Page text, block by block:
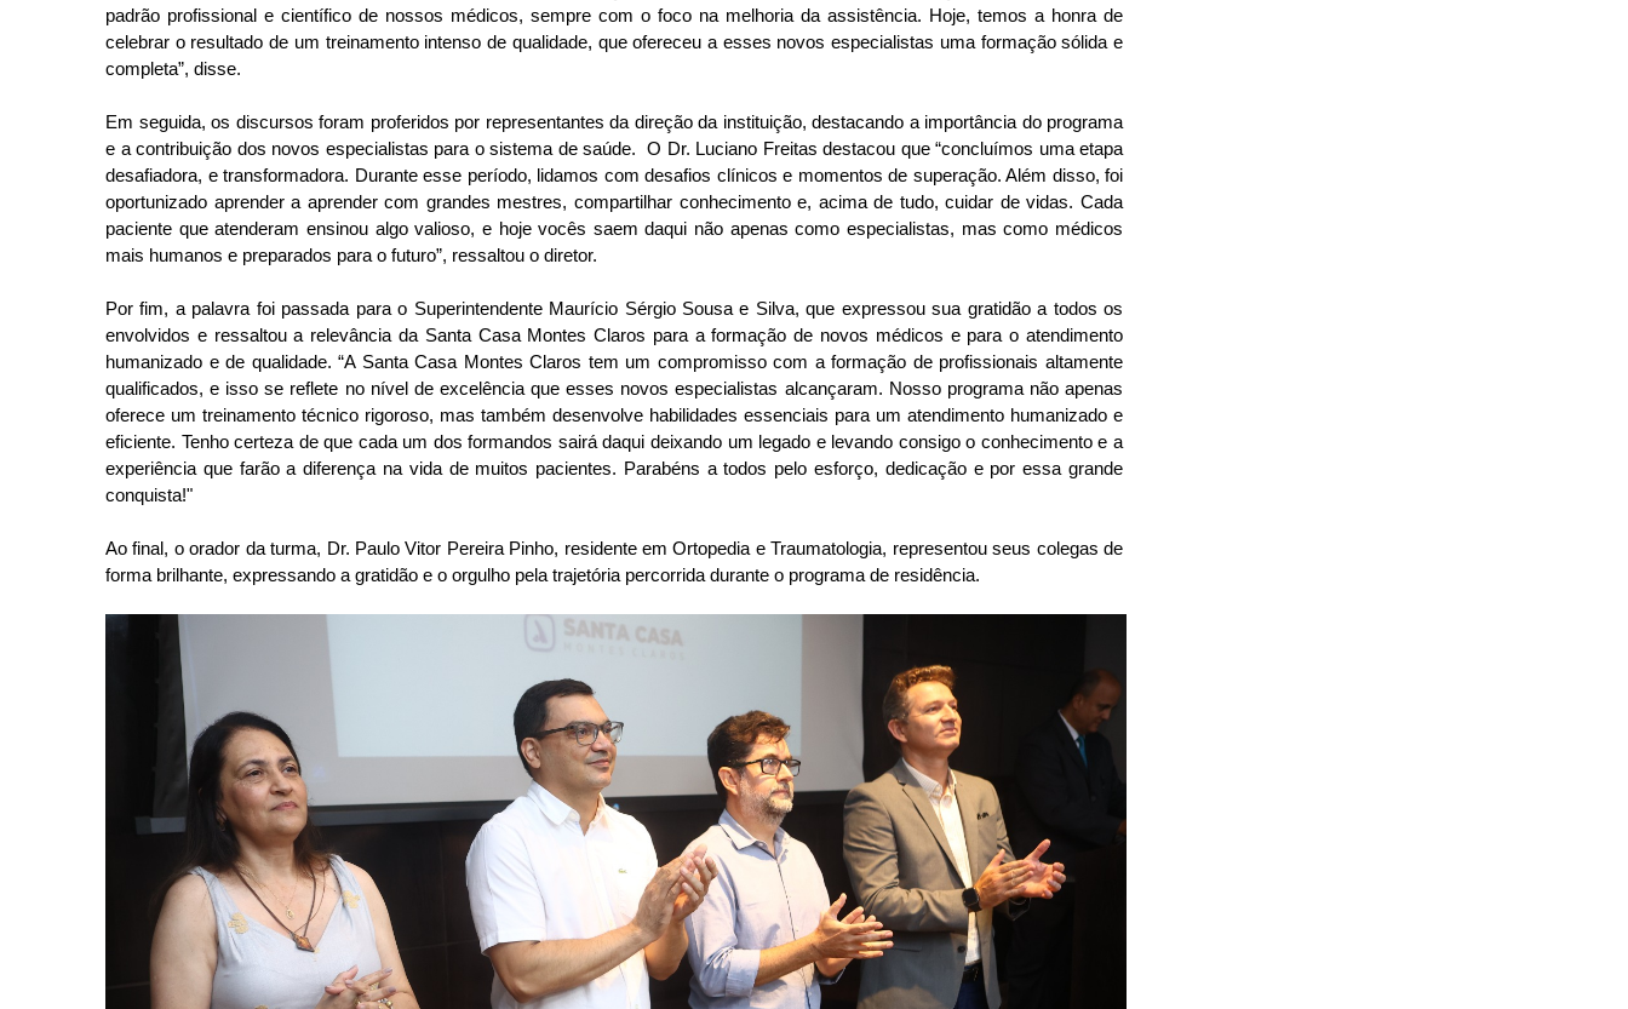
padrão profissional e científico de nossos médicos, sempre com o foco na melhoria da assistência. Hoje, temos a honra de
celebrar o resultado de um treinamento intenso de qualidade, que ofereceu a esses novos especialistas uma formação sólida e
completa”, disse.
Em seguida, os discursos foram proferidos por representantes da direção da instituição, destacando a importância do programa
e a contribuição dos novos especialistas para o sistema de saúde.  O Dr. Luciano Freitas destacou que “concluímos uma etapa
desafiadora, e transformadora. Durante esse período, lidamos com desafios clínicos e momentos de superação. Além disso, foi
oportunizado aprender a aprender com grandes mestres, compartilhar conhecimento e, acima de tudo, cuidar de vidas. Cada
paciente que atenderam ensinou algo valioso, e hoje vocês saem daqui não apenas como especialistas, mas como médicos
mais humanos e preparados para o futuro”, ressaltou o diretor.
Por fim, a palavra foi passada para o Superintendente Maurício Sérgio Sousa e Silva, que expressou sua gratidão a todos os
envolvidos e ressaltou a relevância da Santa Casa Montes Claros para a formação de novos médicos e para o atendimento
humanizado e de qualidade. “A Santa Casa Montes Claros tem um compromisso com a formação de profissionais altamente
qualificados, e isso se reflete no nível de excelência que esses novos especialistas alcançaram. Nosso programa não apenas
oferece um treinamento técnico rigoroso, mas também desenvolve habilidades essenciais para um atendimento humanizado e
eficiente. Tenho certeza de que cada um dos formandos sairá daqui deixando um legado e levando consigo o conhecimento e a
experiência que farão a diferença na vida de muitos pacientes. Parabéns a todos pelo esforço, dedicação e por essa grande
conquista!"
Ao final, o orador da turma, Dr. Paulo Vitor Pereira Pinho, residente em Ortopedia e Traumatologia, representou seus colegas de
forma brilhante, expressando a gratidão e o orgulho pela trajetória percorrida durante o programa de residência.